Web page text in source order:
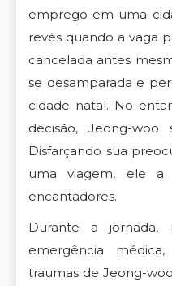
emprego em uma
revés quando a vaga
cancelada antes
se desamparada e
cidade natal. No
decisão, Jeong-
Disfarçando sua
uma viagem, ele a
encantadores.
Durante a
emergência
traumas de Jeong-